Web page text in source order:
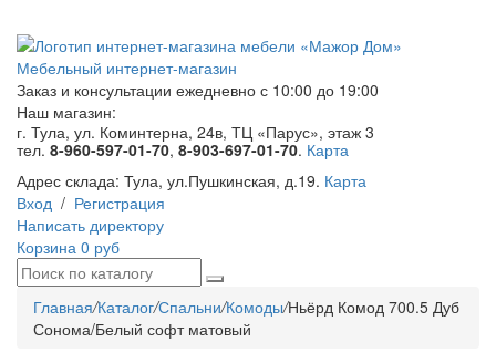
Мебельный интернет-магазин
Заказ и консультации ежедневно с 10:00 до 19:00
Наш магазин:
г. Тула, ул. Коминтерна, 24в, ТЦ «Парус», этаж 3
тел. 8-960-597-01-70, 8-903-697-01-70. Карта
Адрес склада: Тула, ул.Пушкинская, д.19. Карта
Вход / Регистрация
Написать директору
Корзина 0 руб
Главная/Каталог/Спальни/Комоды/Ньёрд Комод 700.5 Дуб
Сонома/Белый софт матовый